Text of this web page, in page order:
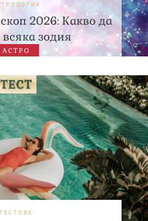
2026: Какво да
зодия
АСТРО
ТЕСТОВЕ